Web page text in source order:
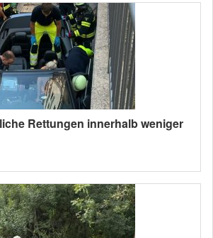
Rettungen innerhalb weniger